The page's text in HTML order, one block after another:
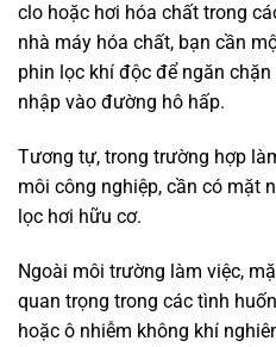
clo hoặc hơi hóa chất trong
nhà máy hóa chất, bạn cần
phin lọc khí độc để ngăn
nhập vào đường hô hấp.
Tương tự, trong trường hợp
môi công nghiệp, cần có mặt
lọc hơi hữu cơ.
Ngoài môi trường làm việc,
quan trọng trong các tình
hoặc ô nhiễm không khí